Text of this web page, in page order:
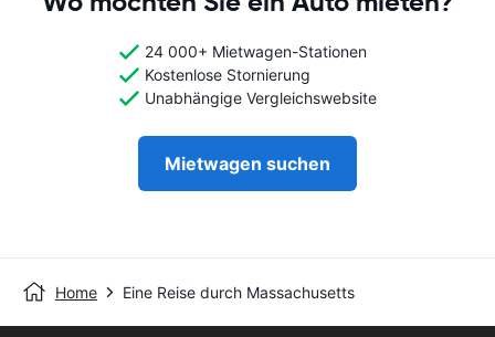
24 000+ Mietwagen-Stationen
Kostenlose Stornierung
Unabhängige Vergleichswebsite
Mietwagen suchen
Home Eine Reise durch Massachusetts